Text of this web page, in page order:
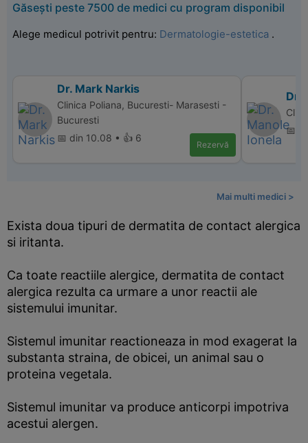
Găsești peste 7500 de medici cu program disponibil
Alege medicul potrivit pentru: Dermatologie-estetica .
Dr. Mark Narkis
Clinica Poliana, Bucuresti- Marasesti -
Bucuresti
📅 din 10.08 • 👍 6
Rezervă
Dr.
📅
Mai multi medici >
Exista doua tipuri de dermatita de contact alergica
si iritanta.
Ca toate reactiile alergice, dermatita de contact
alergica rezulta ca urmare a unor reactii ale
sistemului imunitar.
Sistemul imunitar reactioneaza in mod exagerat la
substanta straina, de obicei, un animal sau o
proteina vegetala.
Sistemul imunitar va produce anticorpi impotriva
acestui alergen.